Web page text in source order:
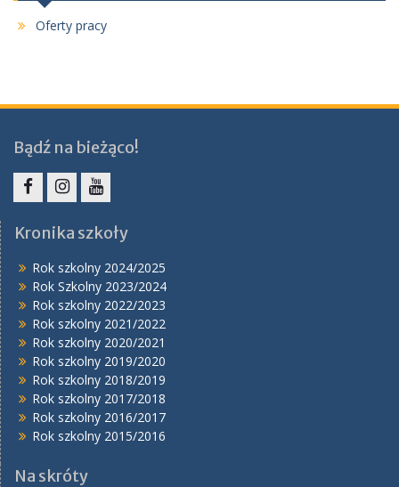
Oferty pracy
Bądź na bieżąco!
Kronika szkoły
Rok szkolny 2024/2025
Rok Szkolny 2023/2024
Rok szkolny 2022/2023
Rok szkolny 2021/2022
Rok szkolny 2020/2021
Rok szkolny 2019/2020
Rok szkolny 2018/2019
Rok szkolny 2017/2018
Rok szkolny 2016/2017
Rok szkolny 2015/2016
Na skróty